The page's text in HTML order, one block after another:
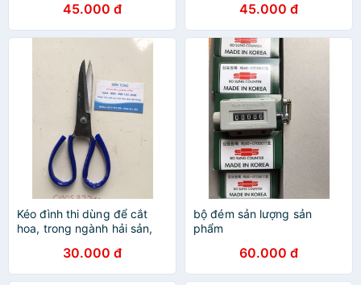
45.000 đ 45.000 đ
Kéo đình thi dùng để cắt
hoa, trong ngành hải sản,
30.000 đ
bộ đém sản lượng sản
phẩm
60.000 đ